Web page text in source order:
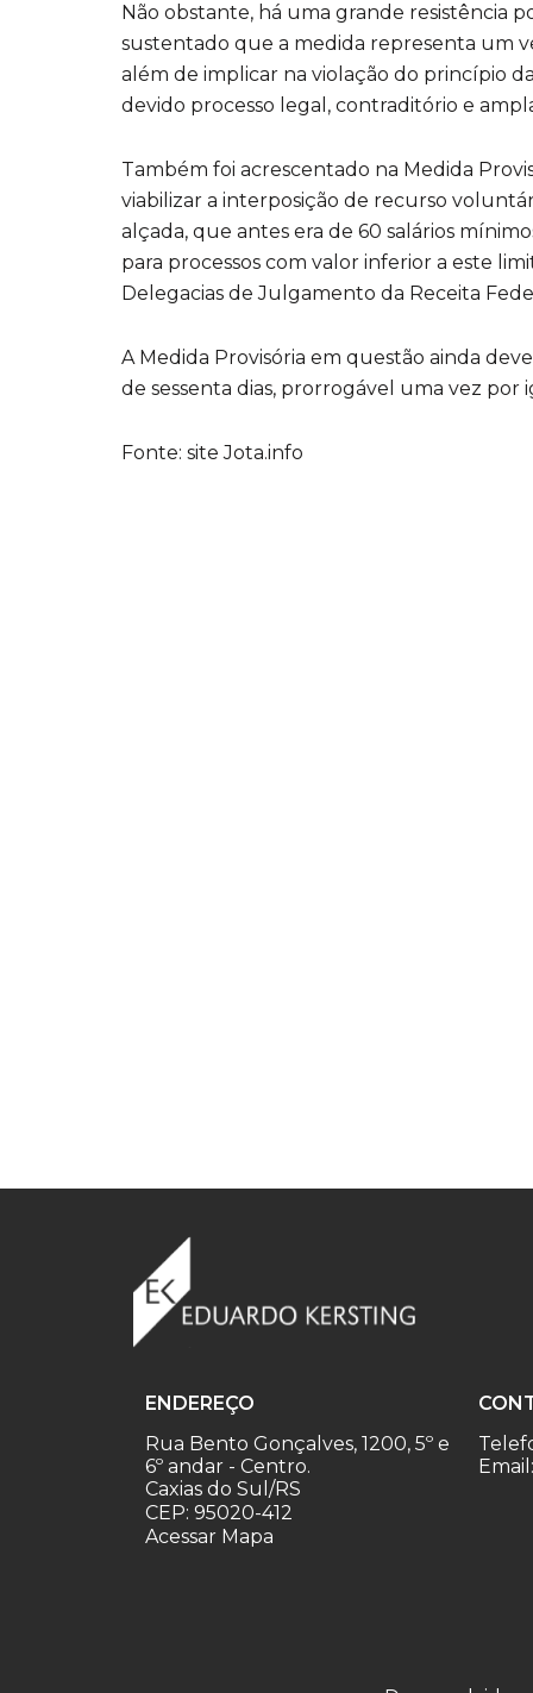
Não obstante, há uma grande resistência
sustentado que a medida representa um
além de implicar na violação do princípio
devido processo legal, contraditório e
Também foi acrescentado na Medida
viabilizar a interposição de recurso
alçada, que antes era de 60 salários
para processos com valor inferior a este
Delegacias de Julgamento da Receita
A Medida Provisória em questão ainda
de sessenta dias, prorrogável uma vez por
Fonte: site Jota.info
ENDEREÇO
Rua Bento Gonçalves, 1200, 5º e
6º andar - Centro.
Caxias do Sul/RS
CEP: 95020-412
Acessar Mapa